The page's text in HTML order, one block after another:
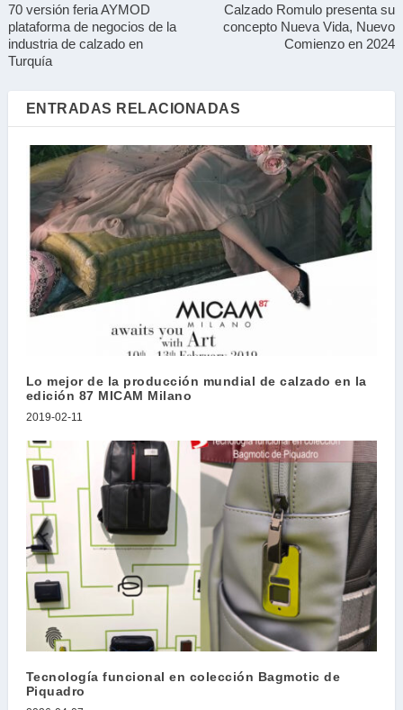
70 versión feria AYMOD
plataforma de negocios de la
industria de calzado en
Turquía
Calzado Romulo presenta su
concepto Nueva Vida, Nuevo
Comienzo en 2024
ENTRADAS RELACIONADAS
Lo mejor de la producción mundial de calzado en la
edición 87 MICAM Milano
2019-02-11
Tecnología funcional en colección Bagmotic de
Piquadro